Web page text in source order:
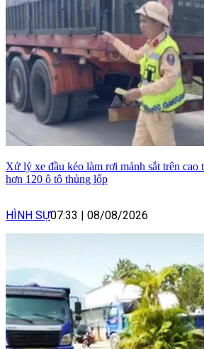
Xử lý xe đầu kéo làm rơi mảnh sắt trên cao
hơn 120 ô tô thủng lốp
HÌNH SỰ07:33 | 08/08/2026